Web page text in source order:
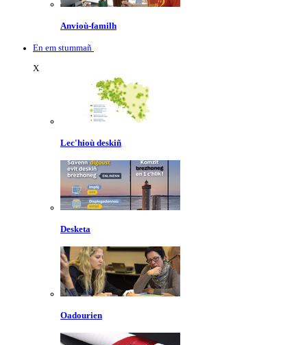
Anvioù-familh
En em stummañ
X
Lec'hioù deskiñ
Desketa
Oadourien